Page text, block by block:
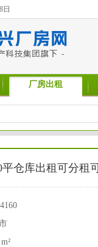
日
厂房出租
平仓库出租可分租